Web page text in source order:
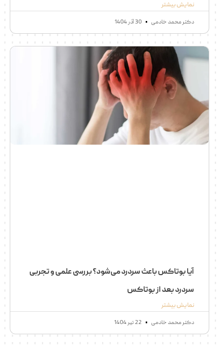
نمایش بیشتر
دکتر محمد خادمی
آیا بوتاکس باعث سردرد می‌شود؟ بررسی علمی و تجربی
سردرد بعد از بوتاکس
نمایش بیشتر
دکتر محمد خادمی